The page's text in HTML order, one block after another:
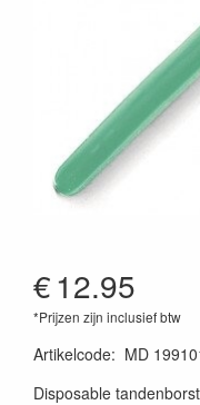
€12.95
*Prijzen zijn inclusief btw
Artikelcode: MD
Disposable